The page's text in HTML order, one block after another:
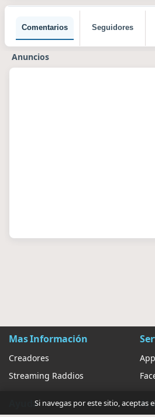
Comentarios Seguidores
Anuncios
Mas Información
Creadores
Streaming Raddios
AyudaSi navegas por este sitio, aceptas